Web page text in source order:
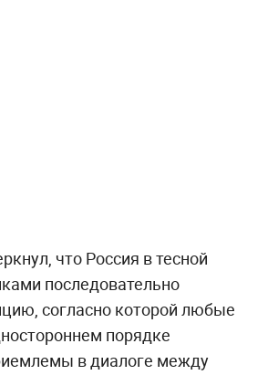
что Россия в тесной
последовательно
согласно которой любые
порядке
в диалоге между